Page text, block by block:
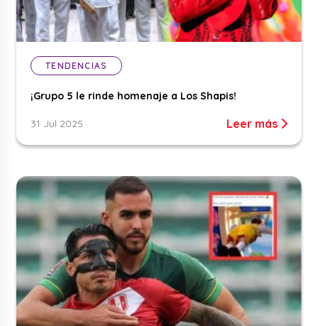
TENDENCIAS
¡Grupo 5 le rinde homenaje a Los Shapis!
31 Jul 2025 Leer más